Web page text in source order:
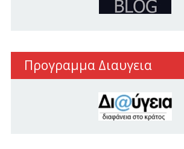
Προγραμμα Διαυγεια